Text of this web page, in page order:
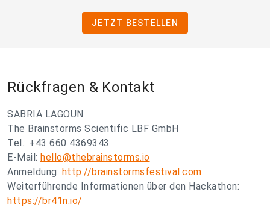
JETZT BESTELLEN
Rückfragen & Kontakt
SABRIA LAGOUN
The Brainstorms Scientific LBF GmbH
Tel.: +43 660 4369343
E-Mail: hello@thebrainstorms.io
Anmeldung: http://brainstormsfestival.com
Weiterführende Informationen über den Hackathon:
https://br41n.io/